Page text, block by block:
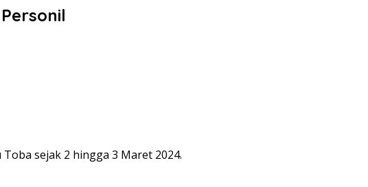
sejak 2 hingga 3 Maret 2024.